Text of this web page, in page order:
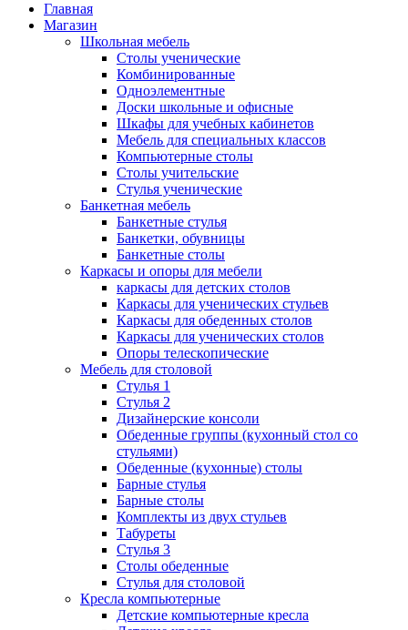
Главная
Магазин
Школьная мебель
Столы ученические
Комбинированные
Одноэлементные
Доски школьные и офисные
Шкафы для учебных кабинетов
Мебель для специальных классов
Компьютерные столы
Столы учительские
Стулья ученические
Банкетная мебель
Банкетные стулья
Банкетки, обувницы
Банкетные столы
Каркасы и опоры для мебели
каркасы для детских столов
Каркасы для ученических стульев
Каркасы для обеденных столов
Каркасы для ученических столов
Опоры телескопические
Мебель для столовой
Стулья 1
Стулья 2
Дизайнерские консоли
Обеденные группы (кухонный стол со
стульями)
Обеденные (кухонные) столы
Барные стулья
Барные столы
Комплекты из двух стульев
Табуреты
Стулья 3
Столы обеденные
Стулья для столовой
Кресла компьютерные
Детские компьютерные кресла